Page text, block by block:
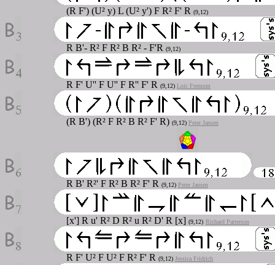
(R F') (U² y) L (U² y') F R² F' R (9,12)
R B'- R² F R² B R² - F'R (9,12)
R F' U'' F U'' F R'' F' R (9,12) Loic Fremont
(R B') (R² F R² B R² F' R) (9,12) Peter Jansen
R B' R²' F R² B R² F' R (9,12) Peter Jansen
[x'] R u' R² D R² u R² D' R [x] (9,12) Richard Patterson
R F' U² F U² F R² F' R (9,12) Jessica Fridrich